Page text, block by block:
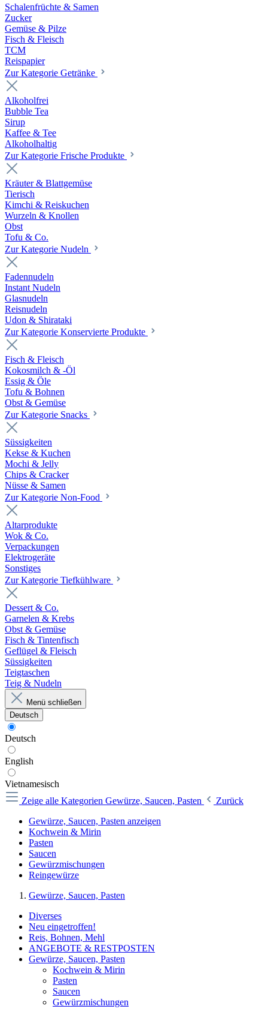
Schalenfrüchte & Samen
Zucker
Gemüse & Pilze
Fisch & Fleisch
TCM
Reispapier
Zur Kategorie Getränke
Alkoholfrei
Bubble Tea
Sirup
Kaffee & Tee
Alkoholhaltig
Zur Kategorie Frische Produkte
Kräuter & Blattgemüse
Tierisch
Kimchi & Reiskuchen
Wurzeln & Knollen
Obst
Tofu & Co.
Zur Kategorie Nudeln
Fadennudeln
Instant Nudeln
Glasnudeln
Reisnudeln
Udon & Shirataki
Zur Kategorie Konservierte Produkte
Fisch & Fleisch
Kokosmilch & -Öl
Essig & Öle
Tofu & Bohnen
Obst & Gemüse
Zur Kategorie Snacks
Süssigkeiten
Kekse & Kuchen
Mochi & Jelly
Chips & Cracker
Nüsse & Samen
Zur Kategorie Non-Food
Altarprodukte
Wok & Co.
Verpackungen
Elektrogeräte
Sonstiges
Zur Kategorie Tiefkühlware
Dessert & Co.
Garnelen & Krebs
Obst & Gemüse
Fisch & Tintenfisch
Geflügel & Fleisch
Süssigkeiten
Teigtaschen
Teig & Nudeln
Menü schließen
Deutsch
Deutsch
English
Vietnamesisch
Zeige alle Kategorien Gewürze, Saucen, Pasten
Zurück
Gewürze, Saucen, Pasten anzeigen
Kochwein & Mirin
Pasten
Saucen
Gewürzmischungen
Reingewürze
Gewürze, Saucen, Pasten
Diverses
Neu eingetroffen!
Reis, Bohnen, Mehl
ANGEBOTE & RESTPOSTEN
Gewürze, Saucen, Pasten
Kochwein & Mirin
Pasten
Saucen
Gewürzmischungen